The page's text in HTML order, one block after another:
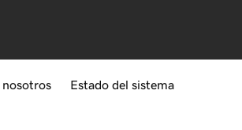
Estado del sistema